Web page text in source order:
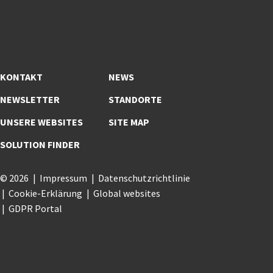
KONTAKT
NEWSLETTER
UNSERE WEBSITES
SOLUTION FINDER
NEWS
STANDORTE
SITE MAP
© 2026 Impressum
Datenschutzrichtlinie
Cookie-Erklärung
Global websites
GDPR Portal